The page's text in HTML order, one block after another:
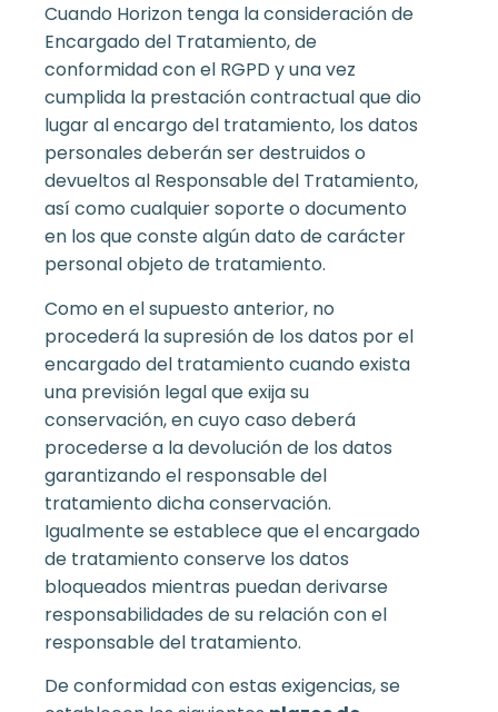
Cuando Horizon tenga la consideración de
Encargado del Tratamiento, de
conformidad con el RGPD y una vez
cumplida la prestación contractual que dio
lugar al encargo del tratamiento, los datos
personales deberán ser destruidos o
devueltos al Responsable del Tratamiento,
así como cualquier soporte o documento
en los que conste algún dato de carácter
personal objeto de tratamiento.
Como en el supuesto anterior, no
procederá la supresión de los datos por el
encargado del tratamiento cuando exista
una previsión legal que exija su
conservación, en cuyo caso deberá
procederse a la devolución de los datos
garantizando el responsable del
tratamiento dicha conservación.
Igualmente se establece que el encargado
de tratamiento conserve los datos
bloqueados mientras puedan derivarse
responsabilidades de su relación con el
responsable del tratamiento.
De conformidad con estas exigencias, se